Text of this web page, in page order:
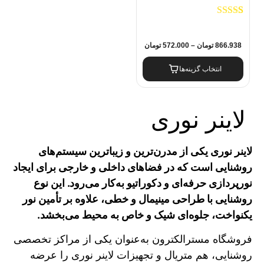
مشتری
866.938 تومان –
572.000 تومان
انتخاب گزینه‌ها
لاینر نوری
لاینر نوری یکی از مدرن‌ترین و زیباترین سیستم‌های
روشنایی است که در فضاهای داخلی و خارجی برای ایجاد
نورپردازی حرفه‌ای و دکوراتیو به‌کار می‌رود. این نوع
روشنایی با طراحی مینیمال و خطی، علاوه بر تأمین نور
یکنواخت، جلوه‌ای شیک و خاص به محیط می‌بخشد.
فروشگاه مسترالکترون به‌عنوان یکی از مراکز تخصصی
روشنایی، هم متریال و تجهیزات لاینر نوری را عرضه